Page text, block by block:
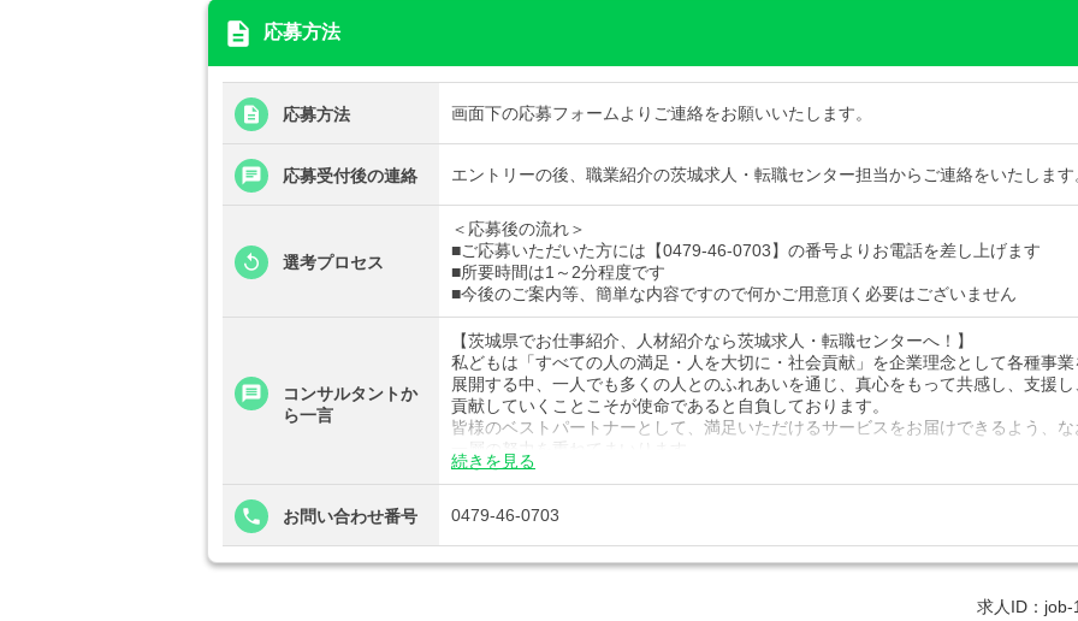
description 応募方法
応募方法 画面下の応募フォームよりご連絡をお願いいたします。
応募受付後の連絡 エントリーの後、職業紹介の茨城求人・転職センター担当からご連絡をいたします
選考プロセス
＜応募後の流れ＞
■ご応募いただいた方には【0479-46-0703】の番号よりお電話を差し上げます
■所要時間は1～2分程度です
■今後のご案内等、簡単な内容ですので何かご用意頂く必要はございません
コンサルタントか
ら一言
【茨城県でお仕事紹介、人材紹介なら茨城求人・転職センターへ！】
私どもは「すべての人の満足・人を大切に・社会貢献」を企業理念として各種事業
展開する中、一人でも多くの人とのふれあいを通じ、真心をもって共感し、支援し
貢献していくことこそが使命であると自負しております。
皆様のベストパートナーとして、満足いただけるサービスをお届けできるよう、な
一層の努力を重ねてまいります。
気になる案件があればぜひご連絡ください！
続きを見る
お問い合わせ番号 0479-46-0703
求人ID：job-